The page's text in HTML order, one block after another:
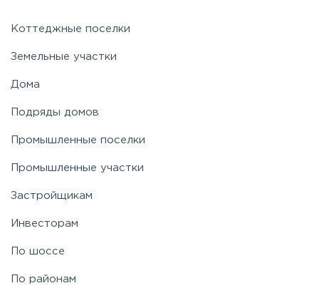
Коттеджные поселки
Земельные участки
Дома
Подряды домов
Промышленные поселки
Промышленные участки
Застройщикам
Инвесторам
По шоссе
По районам